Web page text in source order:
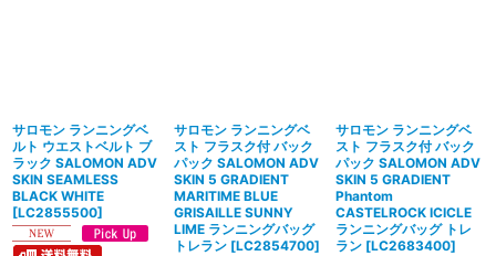
サロモン ランニングベ
ルト ウエストベルト ブ
ラック SALOMON ADV
SKIN SEAMLESS
BLACK WHITE
[LC2855500]
サロモン ランニングベ
スト フラスク付 バック
パック SALOMON ADV
SKIN 5 GRADIENT
MARITIME BLUE
GRISAILLE SUNNY
LIME ランニングバッグ
トレラン [LC2854700]
サロモン ランニングベ
スト フラスク付 バック
パック SALOMON ADV
SKIN 5 GRADIENT
Phantom
CASTELROCK ICICLE
ランニングバッグ トレ
ラン [LC2683400]